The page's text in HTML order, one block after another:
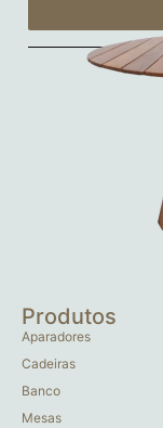
Produtos
Aparadores
Cadeiras
Banco
Mesas